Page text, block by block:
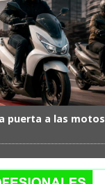
puerta a las